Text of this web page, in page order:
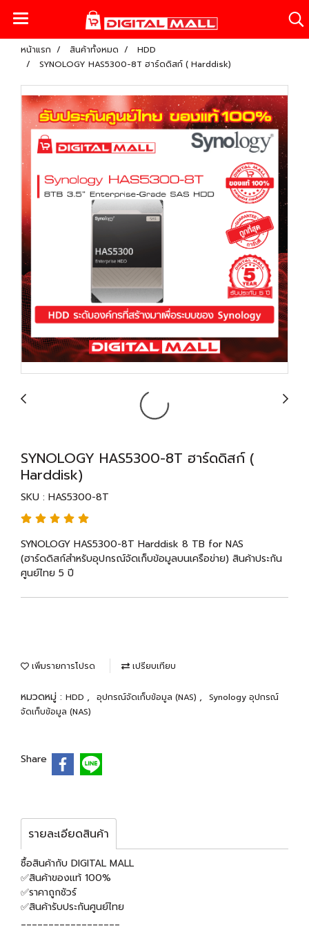
หน้าแรก สินค้าทั้งหมด
HDD
SYNOLOGY HAS5300-8T ฮาร์ดดิสก์ ( Harddisk)
SYNOLOGY HAS5300-8T ฮาร์ดดิสก์ (
Harddisk)
SKU : HAS5300-8T
SYNOLOGY HAS5300-8T Harddisk 8 TB for NAS
(ฮาร์ดดิสก์สำหรับอุปกรณ์จัดเก็บข้อมูลบนเครือข่าย) สินค้าประกัน
ศูนย์ไทย 5 ปี
เพิ่มรายการโปรด เปรียบเทียบ
หมวดหมู่ : HDD , อุปกรณ์จัดเก็บข้อมูล (NAS) ,
Synology อุปกรณ์
จัดเก็บข้อมูล (NAS)
Share
รายละเอียดสินค้า
ซื้อสินค้ากับ DIGITAL MALL
✅สินค้าของแท้ 100%
✅ราคาถูกชัวร์
✅สินค้ารับประกันศูนย์ไทย
__________________